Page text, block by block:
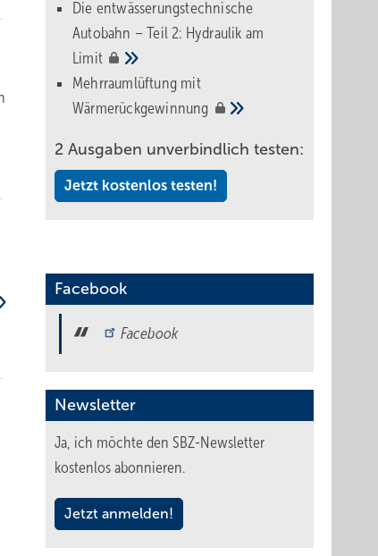
Die entwässerungstechnische
Autobahn – Teil 2: Hydraulik am
Limit
Mehrraumlüftung mit
Wärmerückgewinnung
2 Ausgaben unverbindlich testen:
Jetzt kostenlos testen!
Facebook
Facebook
Newsletter
Ja, ich möchte den SBZ-Newsletter
kostenlos abonnieren.
Jetzt anmelden!